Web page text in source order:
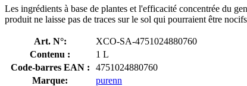
Les ingrédients à base de plantes et l'efficacité concentrée du
produit ne laisse pas de traces sur le sol qui pourraient être
Art. N°:
XCO-SA-4751024880760
Contenu :
1 L
Code-barres EAN :
4751024880760
Marque:
purenn